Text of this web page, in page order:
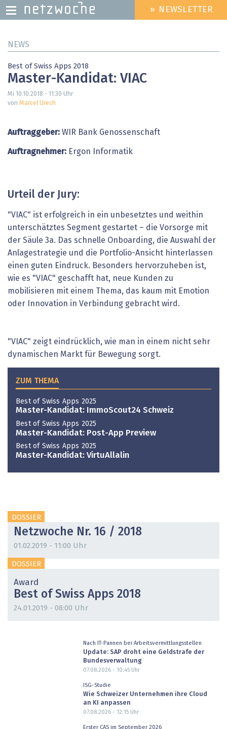
zum
HEADER
MENU
» NEWSLETTER
NEWS
Best of Swiss Apps 2018
Master-Kandidat: VIAC
Mi 10.10.2018 - 11:30 Uhr
von Marcel Urech
Auftraggeber: WIR Bank Genossenschaft
Auftragnehmer: Ergon Informatik
Urteil der Jury:
"VIAC" ist erfolgreich in ein unbesetztes und weithin
unterschätztes Segment gestartet – die Vorsorge mit
der Säule 3a. Das schnelle Onboarding, die Auswahl der
Anlagestrategie und die Portfolio-­Ansicht hinterlassen
einen guten Eindruck. Besonders hervorzu­heben ist,
wie es "VIAC" geschafft hat, neue Kunden zu
mobilisieren mit einem Thema, das kaum mit Emotion
oder Innovation in Verbindung gebracht wird.
"VIAC" zeigt eindrücklich, wie man in einem nicht sehr
dynamischen Markt für Bewegung sorgt.
ZUM THEMA
Best of Swiss Apps 2025
Master-Kandidat: ImmoScout24 Schweiz
Best of Swiss Apps 2025
Master-Kandidat: Post-App Preview
Best of Swiss Apps 2025
Master-Kandidat: VirtuAllalin
DOSSIER
Netzwoche Nr. 16 / 2018
01.02.2019 - 11:00 Uhr
DOSSIER
Award
Best of Swiss Apps 2018
24.01.2019 - 08:00 Uhr
Nach IT-Pannen bei Arbeitsvermittlungsstellen
Update: SAP droht eine Geldstrafe der
Bundesverwaltung
07.08.2026 - 10:45Uhr
ISG-Studie
Wie Schweizer Unternehmen ihre Cloud
an KI anpassen
07.08.2026 - 12:15Uhr
Erster CAS im September 2026